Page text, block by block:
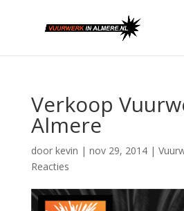
Verkoop
Almere
door kevin | nov 29, 2014|
Reacties